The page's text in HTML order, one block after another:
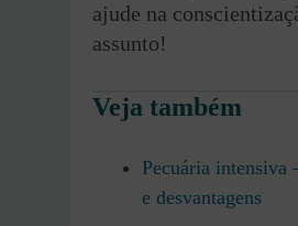
ajude na
assunto!
Veja também
Pecuária intensiva
e desvantagens